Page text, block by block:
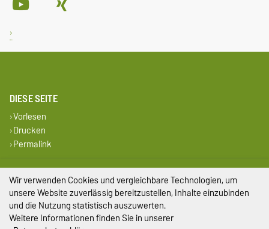
DIESE SEITE
Vorlesen
Drucken
Permalink
Impressum
Datenschutz
Barrierefreiheit
Wir verwenden Cookies und vergleichbare Technologien, um
unsere Website zuverlässig bereitzustellen, Inhalte einzubinden
und die Nutzung statistisch auszuwerten.
Weitere Informationen finden Sie in unserer